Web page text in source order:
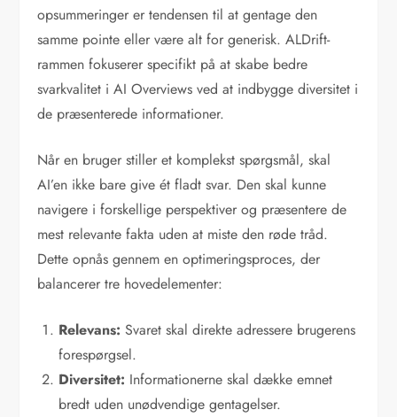
opsummeringer er tendensen til at gentage den
samme pointe eller være alt for generisk. ALDrift-
rammen fokuserer specifikt på at skabe bedre
svarkvalitet i AI Overviews ved at indbygge diversitet i
de præsenterede informationer.
Når en bruger stiller et komplekst spørgsmål, skal
AI’en ikke bare give ét fladt svar. Den skal kunne
navigere i forskellige perspektiver og præsentere de
mest relevante fakta uden at miste den røde tråd.
Dette opnås gennem en optimeringsproces, der
balancerer tre hovedelementer:
Relevans: Svaret skal direkte adressere brugerens
forespørgsel.
Diversitet: Informationerne skal dække emnet
bredt uden unødvendige gentagelser.